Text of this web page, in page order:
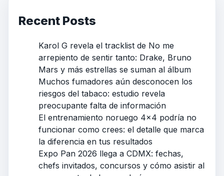
Recent Posts
Karol G revela el tracklist de No me
arrepiento de sentir tanto: Drake, Bruno
Mars y más estrellas se suman al álbum
Muchos fumadores aún desconocen los
riesgos del tabaco: estudio revela
preocupante falta de información
El entrenamiento noruego 4×4 podría no
funcionar como crees: el detalle que marca
la diferencia en tus resultados
Expo Pan 2026 llega a CDMX: fechas,
chefs invitados, concursos y cómo asistir al